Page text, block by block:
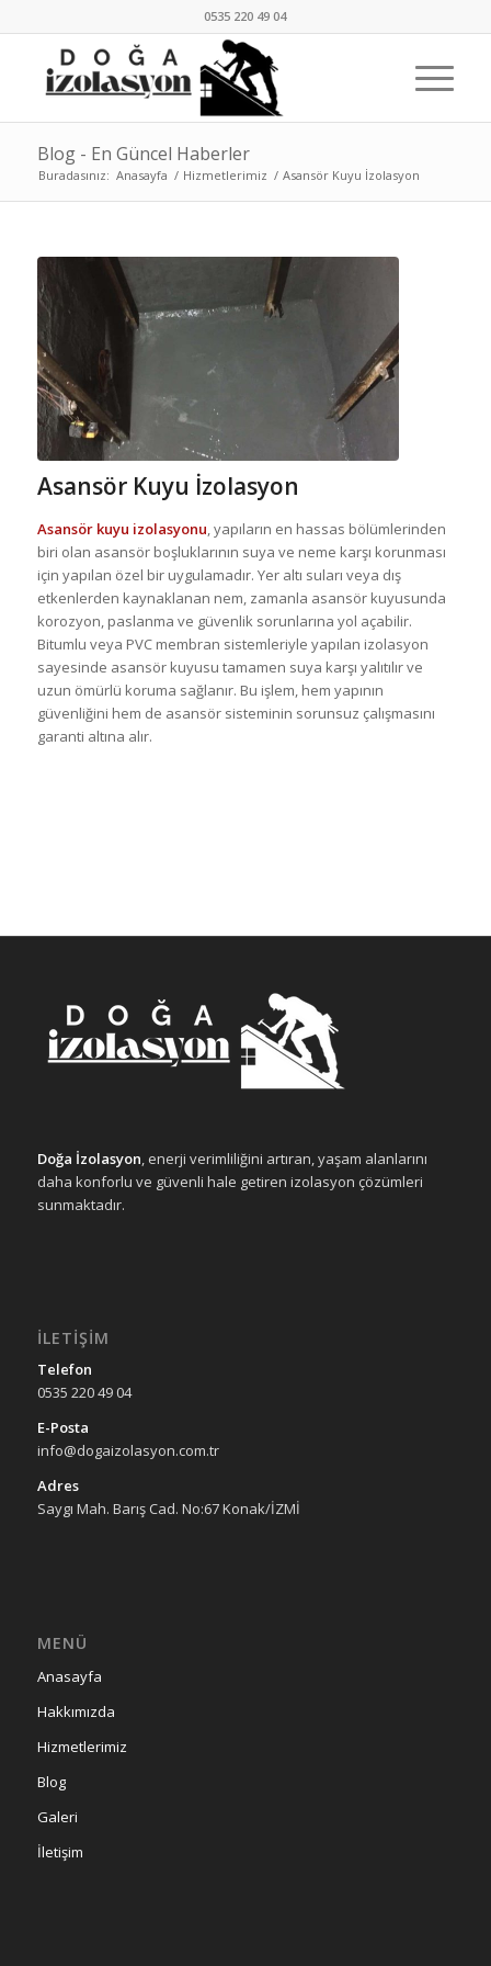
0535 220 49 04
Blog - En Güncel Haberler
Buradasınız: Anasayfa / Hizmetlerimiz / Asansör Kuyu İzolasyon
Asansör Kuyu İzolasyon
Asansör kuyu izolasyonu, yapıların en hassas bölümlerinden
biri olan asansör boşluklarının suya ve neme karşı korunması
için yapılan özel bir uygulamadır. Yer altı suları veya dış
etkenlerden kaynaklanan nem, zamanla asansör kuyusunda
korozyon, paslanma ve güvenlik sorunlarına yol açabilir.
Bitumlu veya PVC membran sistemleriyle yapılan izolasyon
sayesinde asansör kuyusu tamamen suya karşı yalıtılır ve
uzun ömürlü koruma sağlanır. Bu işlem, hem yapının
güvenliğini hem de asansör sisteminin sorunsuz çalışmasını
garanti altına alır.
Doğa İzolasyon, enerji verimliliğini artıran, yaşam alanlarını
daha konforlu ve güvenli hale getiren izolasyon çözümleri
sunmaktadır.
İLETIŞIM
Telefon
0535 220 49 04
E-Posta
info@dogaizolasyon.com.tr
Adres
Saygı Mah. Barış Cad. No:67 Konak/İZMİ
MENÜ
Anasayfa
Hakkımızda
Hizmetlerimiz
Blog
Galeri
İletişim